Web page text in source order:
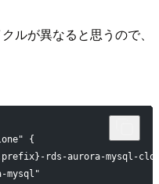
ルが異なると思うので、
{
rds-aurora-mysql-
mysql"